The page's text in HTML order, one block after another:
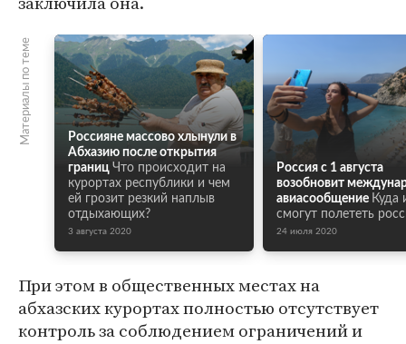
Материалы по теме
Россияне массово хлынули в
Абхазию после открытия
границ Что происходит на
курортах республики и чем
ей грозит резкий наплыв
отдыхающих?
3 августа 2020
Россия с 1 августа
возобновит
авиасообщение Куда
смогут полететь
24 июля 2020
При этом в общественных местах на
абхазских курортах полностью отсутствует
контроль за соблюдением ограничений и